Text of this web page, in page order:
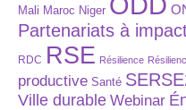
Mali Maroc Niger
Partenariats à
RDC RSE Résilience
productive Santé
Ville durable Webinar